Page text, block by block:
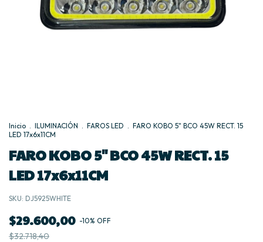
Inicio . ILUMINACIÓN . FAROS LED . FARO KOBO 5" BCO 45W RECT. 15
LED 17x6x11CM
FARO KOBO 5" BCO 45W RECT. 15
LED 17x6x11CM
SKU: DJ5925WHITE
$29.600,00 -10% OFF
$32.718,40